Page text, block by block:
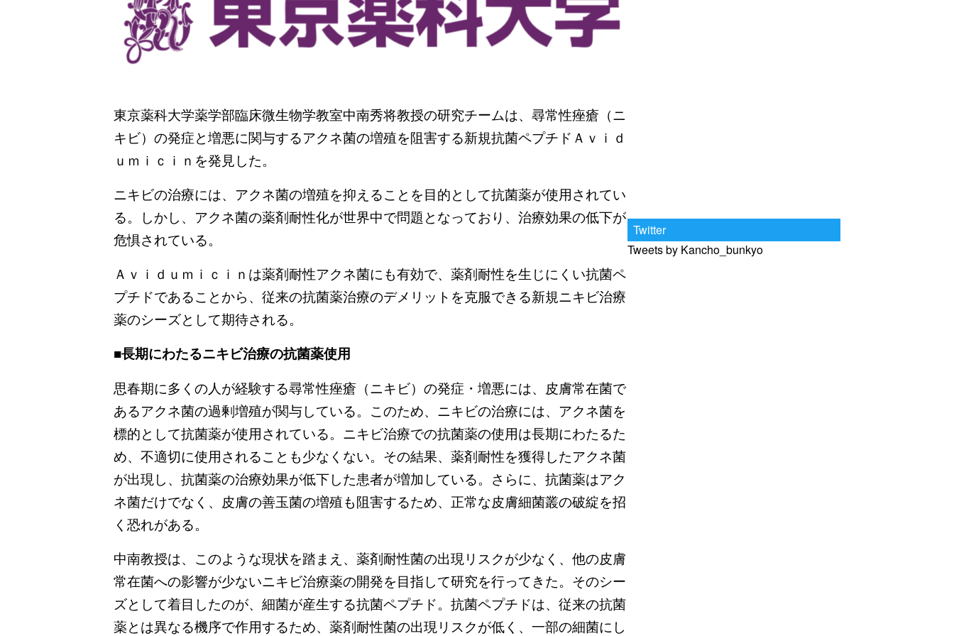
東京薬科大学薬学部臨床微生物学教室中南秀将教授の研究チームは、尋常性痤瘡（ニ
キビ）の発症と増悪に関与するアクネ菌の増殖を阻害する新規抗菌ペプチドＡｖｉｄ
ｕｍｉｃｉｎを発見した。
ニキビの治療には、アクネ菌の増殖を抑えることを目的として抗菌薬が使用されてい
る。しかし、アクネ菌の薬剤耐性化が世界中で問題となっており、治療効果の低下が
危惧されている。
Ａｖｉｄｕｍｉｃｉｎは薬剤耐性アクネ菌にも有効で、薬剤耐性を生じにくい抗菌ペ
プチドであることから、従来の抗菌薬治療のデメリットを克服できる新規ニキビ治療
薬のシーズとして期待される。
■長期にわたるニキビ治療の抗菌薬使用
思春期に多くの人が経験する尋常性痤瘡（ニキビ）の発症・増悪には、皮膚常在菌で
あるアクネ菌の過剰増殖が関与している。このため、ニキビの治療には、アクネ菌を
標的として抗菌薬が使用されている。ニキビ治療での抗菌薬の使用は長期にわたるた
め、不適切に使用されることも少なくない。その結果、薬剤耐性を獲得したアクネ菌
が出現し、抗菌薬の治療効果が低下した患者が増加している。さらに、抗菌薬はアク
ネ菌だけでなく、皮膚の善玉菌の増殖も阻害するため、正常な皮膚細菌叢の破綻を招
く恐れがある。
中南教授は、このような現状を踏まえ、薬剤耐性菌の出現リスクが少なく、他の皮膚
常在菌への影響が少ないニキビ治療薬の開発を目指して研究を行ってきた。そのシー
ズとして着目したのが、細菌が産生する抗菌ペプチド。抗菌ペプチドは、従来の抗菌
薬とは異なる機序で作用するため、薬剤耐性菌の出現リスクが低く、一部の細菌にし
Twitter
Tweets by Kancho_bunkyo